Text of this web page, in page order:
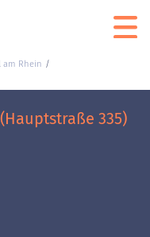
am Rhein
335)